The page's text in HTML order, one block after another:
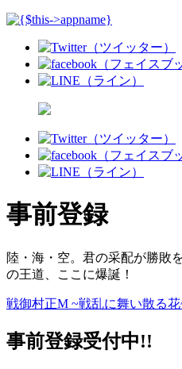
事前登録
陸・海・空。君の采配が勝敗
の王道、ここに爆誕！
戦御村正M ~戦乱に舞い散る
事前登録受付中!!